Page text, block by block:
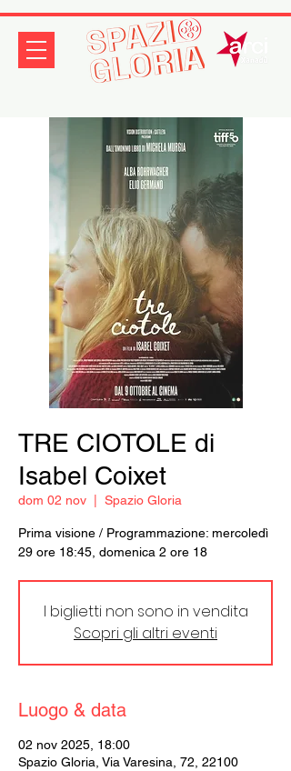
TRE CIOTOLE di
Isabel Coixet
dom 02 nov Spazio Gloria
Prima visione / Programmazione: mercoledì
29 ore 18:45, domenica 2 ore 18
I biglietti non sono in vendita
Scopri gli altri eventi
Luogo & data
02 nov 2025, 18:00
Spazio Gloria, Via Varesina, 72, 22100